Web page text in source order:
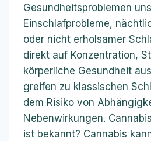
Gesundheitsproblemen
Einschlafprobleme,
oder nicht erholsamer
direkt auf Konzentration,
körperliche Gesundheit
greifen zu klassischen
dem Risiko von
Nebenwirkungen.
ist bekannt? Cannabis